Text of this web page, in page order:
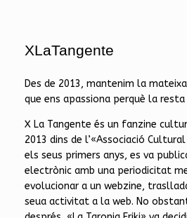
XLaTangente
Des de 2013, mantenim la
que ens apassiona perquè la resta
X La Tangente és un fanzine
2013 dins de l’«Associació Cultural
els seus primers anys, es va
electrònic amb una periodicitat
evolucionar a un webzine,
seua activitat a la web. No